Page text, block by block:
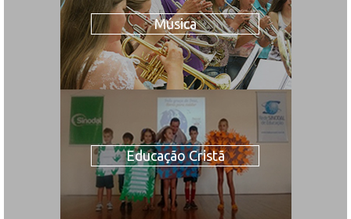
Música
Educação Cristã